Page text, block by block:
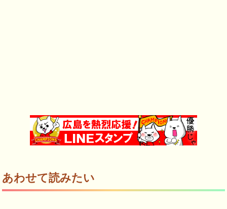
あわせて読みたい